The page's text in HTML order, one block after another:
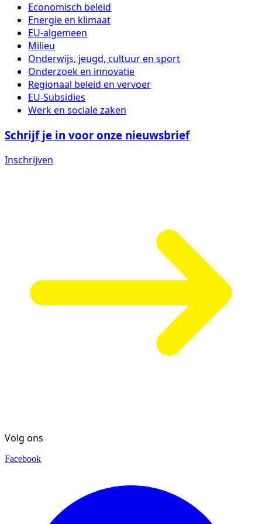
Economisch beleid
Energie en klimaat
EU-algemeen
Milieu
Onderwijs, jeugd, cultuur en sport
Onderzoek en innovatie
Regionaal beleid en vervoer
EU-Subsidies
Werk en sociale zaken
Schrijf je in voor onze nieuwsbrief
Inschrijven
Volg ons
Facebook